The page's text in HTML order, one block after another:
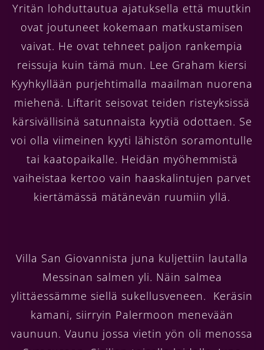
Yritän lohduttautua ajatuksella että muutkin
ovat joutuneet kokemaan matkustamisen
vaivat. He ovat tehneet paljon rankempia
reissuja kuin tämä mun. Lee Graham kiersi
Kyyhkyllään purjehtimalla maailman nuorena
miehenä. Liftarit seisovat teiden risteyksissä
kärsivällisinä satunnaista kyytiä odottaen. Se
voi olla viimeinen kyyti lähistön soramontulle
tai kaatopaikalle. Heidän myöhemmistä
vaiheistaa kertoo vain haaskalintujen parvet
kiertämässä mätänevän ruumiin yllä.
Villa San Giovannista juna kuljettiin lautalla
Messinan salmen yli. Näin salmea
ylittäessämme siellä sukellusveneen. Keräsin
kamani, siirryin Palermoon menevään
vaunuun. Vaunu jossa vietin yön oli menossa